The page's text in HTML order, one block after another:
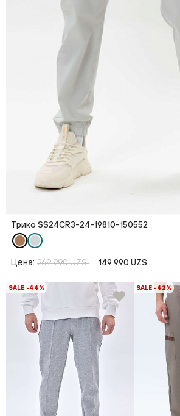
Трико SS24CR3-24-19810-150552
Цена: 269 990 UZS 149 990 UZS
SALE -44% SALE -42%